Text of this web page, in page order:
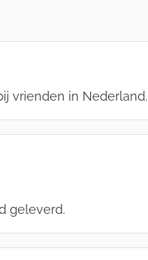
vrienden in Nederland.
geleverd.